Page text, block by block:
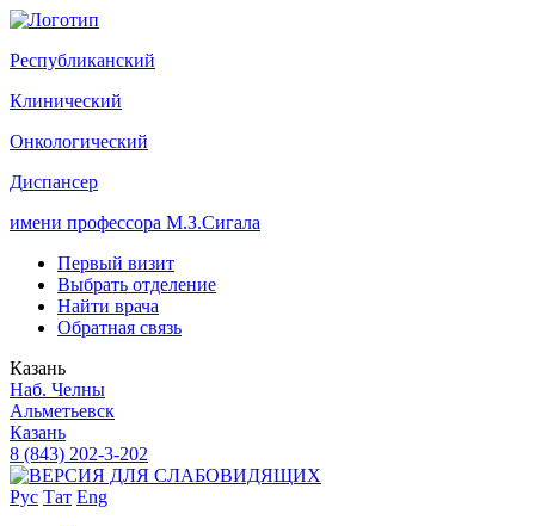
Республиканский
Клинический
Онкологический
Диспансер
имени профессора М.З.Сигала
Первый визит
Выбрать отделение
Найти врача
Обратная связь
Казань
Наб. Челны
Альметьевск
Казань
8 (843) 202-3-202
Рус Тат Eng